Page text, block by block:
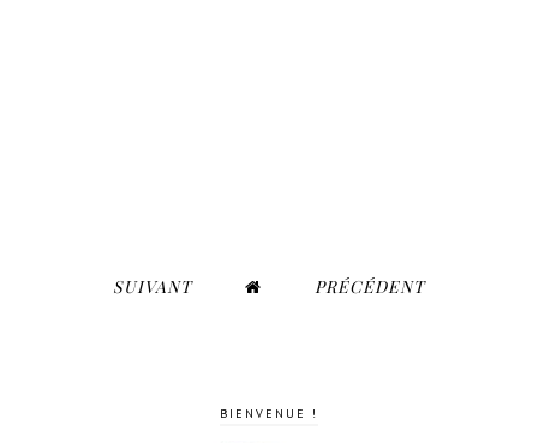
SUIVANT PRÉCÉDENT
BIENVENUE !